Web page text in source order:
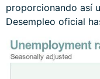
proporcionando así
Desempleo oficial